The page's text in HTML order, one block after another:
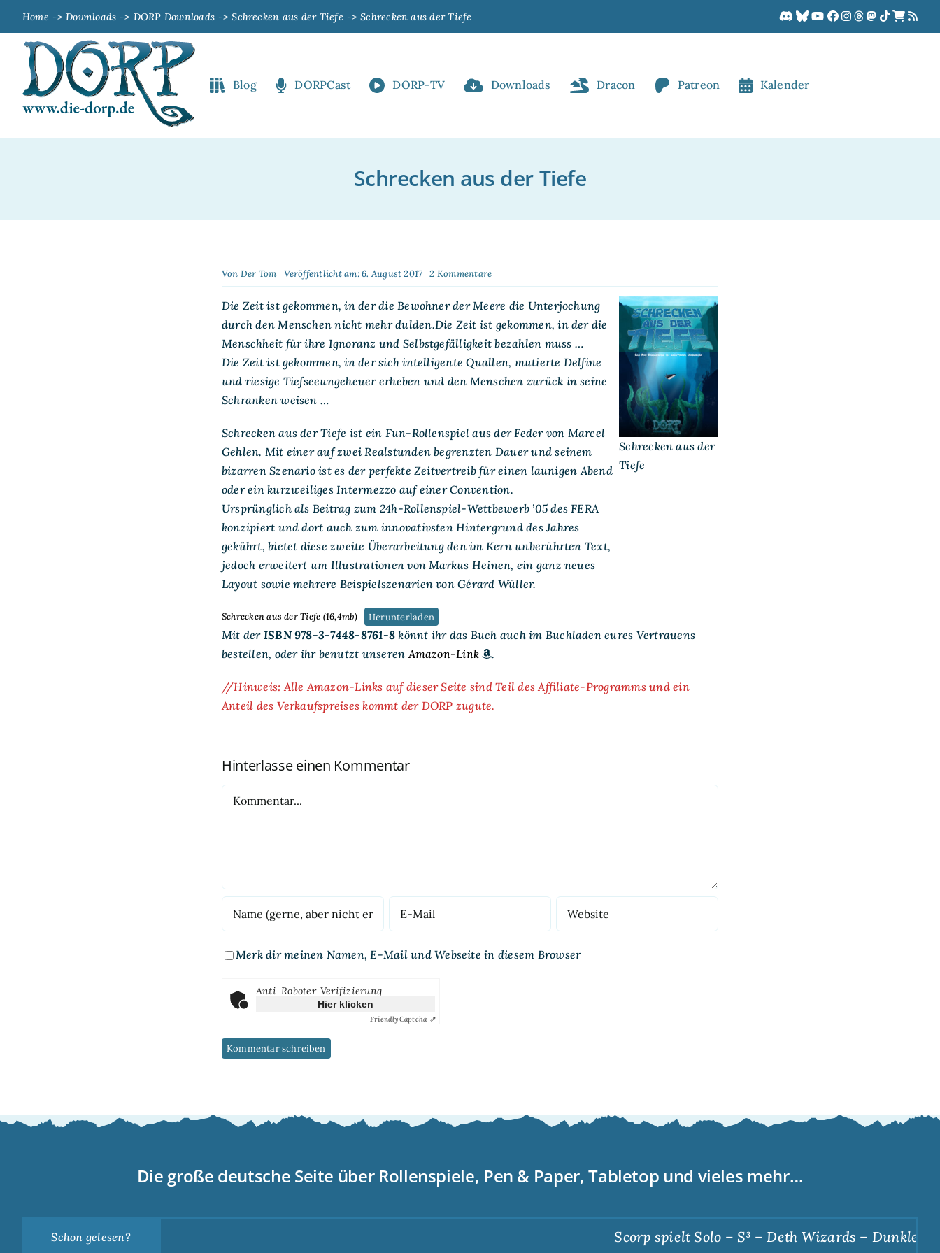
springen
Home Downloads DORP Downloads Schrecken aus der Tiefe Schrecken aus der Tiefe
Blog DORPCast DORP-TV Downloads Dracon Patreon Kalender
Schrecken aus der Tiefe
Von Der Tom Veröffentlicht am: 6. August 2017 2 Kommentareon
Schrecken
der
Tiefe
Die Zeit ist gekommen, in der die Bewohner der Meere die Unterjochung
durch den Menschen nicht mehr dulden.Die Zeit ist gekommen, in der die
Menschheit für ihre Ignoranz und Selbstgefälligkeit bezahlen muss …
Die Zeit ist gekommen, in der sich intelligente Quallen, mutierte Delfine
und riesige Tiefseeungeheuer erheben und den Menschen zurück in seine
Schranken weisen …
Schrecken aus der Tiefe ist ein Fun-Rollenspiel aus der Feder von Marcel
Gehlen. Mit einer auf zwei Realstunden begrenzten Dauer und seinem
bizarren Szenario ist es der perfekte Zeitvertreib für einen launigen Abend
oder ein kurzweiliges Intermezzo auf einer Convention.
Ursprünglich als Beitrag zum 24h-Rollenspiel-Wettbewerb ’05 des FERA
konzipiert und dort auch zum innovativsten Hintergrund des Jahres
gekührt, bietet diese zweite Überarbeitung den im Kern unberührten Text,
jedoch erweitert um Illustrationen von Markus Heinen, ein ganz neues
Layout sowie mehrere Beispielszenarien von Gérard Wüller.
Schrecken aus der Tiefe (16,4mb) Herunterladen
Schrecken aus der
Tiefe
Mit der ISBN 978-3-7448-8761-8 könnt ihr das Buch auch im Buchladen eures Vertrauens
bestellen, oder ihr benutzt unserenAmazon-Link .
//Hinweis: Alle Amazon-Links auf dieser Seite sind Teil des Affiliate-Programms und ein
Anteil des Verkaufspreises kommt der DORP zugute.
Hinterlasse einen Kommentar
Merk dir meinen Namen, E-Mail und Webseite in diesem Browser
Anti-Roboter-Verifizierung
Hier klicken
FriendlyCaptcha ⇗
Die große deutsche Seite über Rollenspiele, Pen & Paper, Tabletop und vieles mehr…
Schon gelesen? Scorp spielt Solo – S³ – Deth Wizards – Dunkle